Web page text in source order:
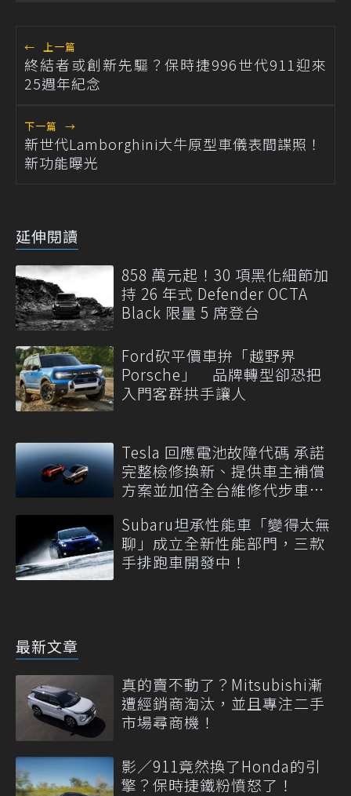
← 上一篇
終結者或創新先驅？保時捷996世代911迎來
25週年紀念
下一篇 →
新世代Lamborghini大牛原型車儀表間諜照！
新功能曝光
延伸閱讀
858 萬元起！30 項黑化細節加
持 26 年式 Defender OCTA
Black 限量 5 席登台
Ford砍平價車拚「越野界
Porsche」 品牌轉型卻恐把
入門客群拱手讓人
Tesla 回應電池故障代碼 承諾
完整檢修換新、提供車主補償
方案並加倍全台維修代步車數
Subaru坦承性能車「變得太無
聊」成立全新性能部門，三款
手排跑車開發中！
最新文章
真的賣不動了？Mitsubishi漸
遭經銷商淘汰，並且專注二手
市場尋商機！
影／911竟然換了Honda的引
擎？保時捷鐵粉憤怒了！